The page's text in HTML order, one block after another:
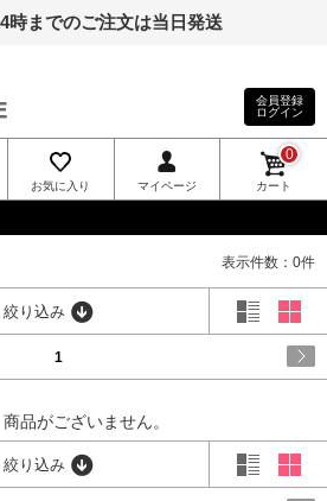
時までのご注文は当日発送
会員登録
ログイン
お気に入り マイページ カート
0
表示件数：0件
り込み
1
品がございません。
り込み